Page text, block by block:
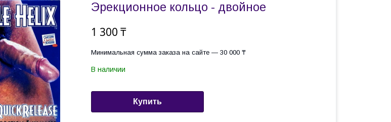
Эрекционное кольцо - двойное
1 300 ₸
Минимальная сумма заказа на сайте — 30 000 ₸
В наличии
Купить